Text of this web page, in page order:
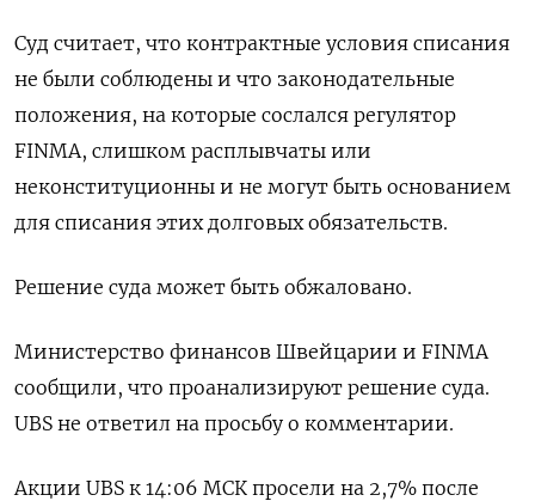
Суд считает, что контрактные условия списания
не были соблюдены и что законодательные
положения, на которые сослался регулятор
FINMA, слишком расплывчаты или
неконституционны и не могут быть основанием
для списания этих долговых обязательств.
Решение суда может быть обжаловано.
Министерство финансов Швейцарии и FINMA
сообщили, что проанализируют решение суда.
UBS не ответил на просьбу о комментарии.
Акции UBS к 14:06 МСК просели на 2,7% после